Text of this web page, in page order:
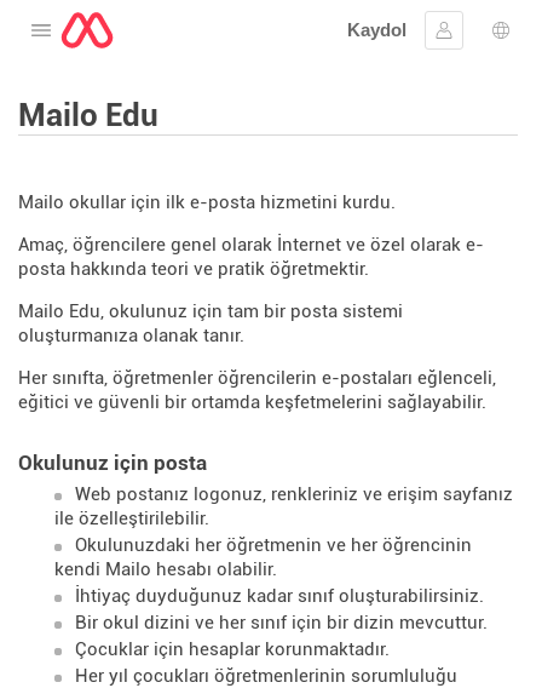
Menüyü aç
Kaydol
Oturum aç
Dil
Mailo Edu
Mailo okullar için ilk e-posta hizmetini kurdu.
Amaç, öğrencilere genel olarak İnternet ve özel olarak e-
posta hakkında teori ve pratik öğretmektir.
Mailo Edu, okulunuz için tam bir posta sistemi
oluşturmanıza olanak tanır.
Her sınıfta, öğretmenler öğrencilerin e-postaları eğlenceli,
eğitici ve güvenli bir ortamda keşfetmelerini sağlayabilir.
Okulunuz için posta
Web postanız logonuz, renkleriniz ve erişim sayfanız
ile özelleştirilebilir.
Okulunuzdaki her öğretmenin ve her öğrencinin
kendi Mailo hesabı olabilir.
İhtiyaç duyduğunuz kadar sınıf oluşturabilirsiniz.
Bir okul dizini ve her sınıf için bir dizin mevcuttur.
Çocuklar için hesaplar korunmaktadır.
Her yıl çocukları öğretmenlerinin sorumluluğu